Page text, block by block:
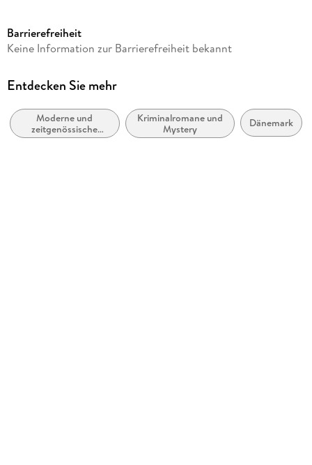
Verlag/Hersteller
Produktart
Gewicht
293 g
Barrierefreiheit
Keine Information zur Barrierefreiheit bekannt
Entdecken Sie mehr
Moderne und
zeitgenössische
Belletristik: allgemein
Kriminalromane und
Mystery
Dänemark